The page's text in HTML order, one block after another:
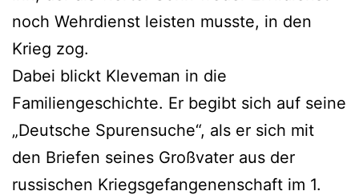
noch Wehrdienst leisten musste, in den
Krieg zog.
Dabei blickt Kleveman in die
Familiengeschichte. Er begibt sich auf seine
„Deutsche Spurensuche“, als er sich mit
den Briefen seines Großvater aus der
russischen Kriegsgefangenenschaft im 1.